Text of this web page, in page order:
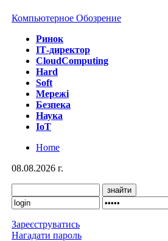
Компьютерное Обозрение
Ринок
IТ-директор
CloudComputing
Hard
Soft
Мережі
Безпека
Наука
IoT
Home
08.08.2026 г.
Зареєструватись
Нагадати пароль